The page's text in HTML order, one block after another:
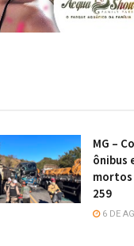
MG –
ônibus
mortos
259
6 DE